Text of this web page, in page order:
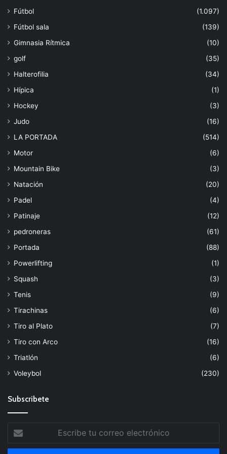
Fútbol
(1.097)
Fútbol sala
(139)
Gimnasia Rítmica
(10)
golf
(35)
Halterofilia
(34)
Hípica
(1)
Hockey
(3)
Judo
(16)
LA PORTADA
(514)
Motor
(6)
Mountain Bike
(3)
Natación
(20)
Padel
(4)
Patinaje
(12)
pedroneras
(61)
Portada
(88)
Powerlifting
(1)
Squash
(3)
Tenis
(9)
Tirachinas
(6)
Tiro al Plato
(7)
Tiro con Arco
(16)
Triatlón
(6)
Voleybol
(230)
Subscribete
tu
correo